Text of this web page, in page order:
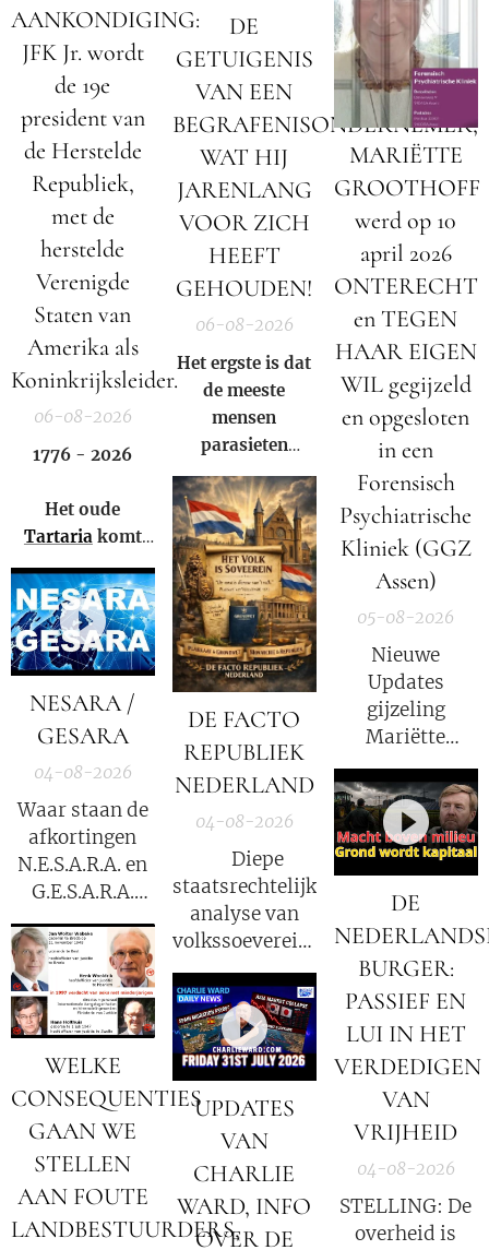
AANKONDIGING:
JFK Jr. wordt
de 19e
president van
de Herstelde
Republiek,
met de
herstelde
Verenigde
Staten van
Amerika als
Koninkrijksleider.
06-08-2026
1776 - 2026
Het oude
Tartaria komt
weer tot leven!
DE
GETUIGENIS
VAN EEN
BEGRAFENISONDERNEMER;
WAT HIJ
JARENLANG
VOOR ZICH
HEEFT
GEHOUDEN!
06-08-2026
Het ergste is dat
de meeste
mensen
parasieten
hebben – en het
niet eens weten.
MARIËTTE
GROOTHOFF
werd op 10
april 2026
ONTERECHT
en TEGEN
HAAR EIGEN
WIL gegijzeld
en opgesloten
in een
Forensisch
Psychiatrische
Kliniek (GGZ
Assen)
05-08-2026
Nieuwe
Updates
gijzeling
Mariëtte
Groothoff.
NESARA /
GESARA
04-08-2026
Waar staan de
afkortingen
N.E.S.A.R.A. en
G.E.S.A.R.A.
voor?
DE FACTO
REPUBLIEK
NEDERLAND
04-08-2026
⚖️ Diepe
staatsrechtelijke
analyse van
volkssoevereiniteit
in Nederland
DE
BURGER:
PASSIEF EN
LUI IN HET
VERDEDIGEN
VAN
VRIJHEID
04-08-2026
STELLING: De
overheid is
WELKE
CONSEQUENTIES
GAAN WE
STELLEN
AAN FOUTE
LANDBESTUURDERS,
UPDATES
VAN
CHARLIE
WARD, INFO
OVER DE